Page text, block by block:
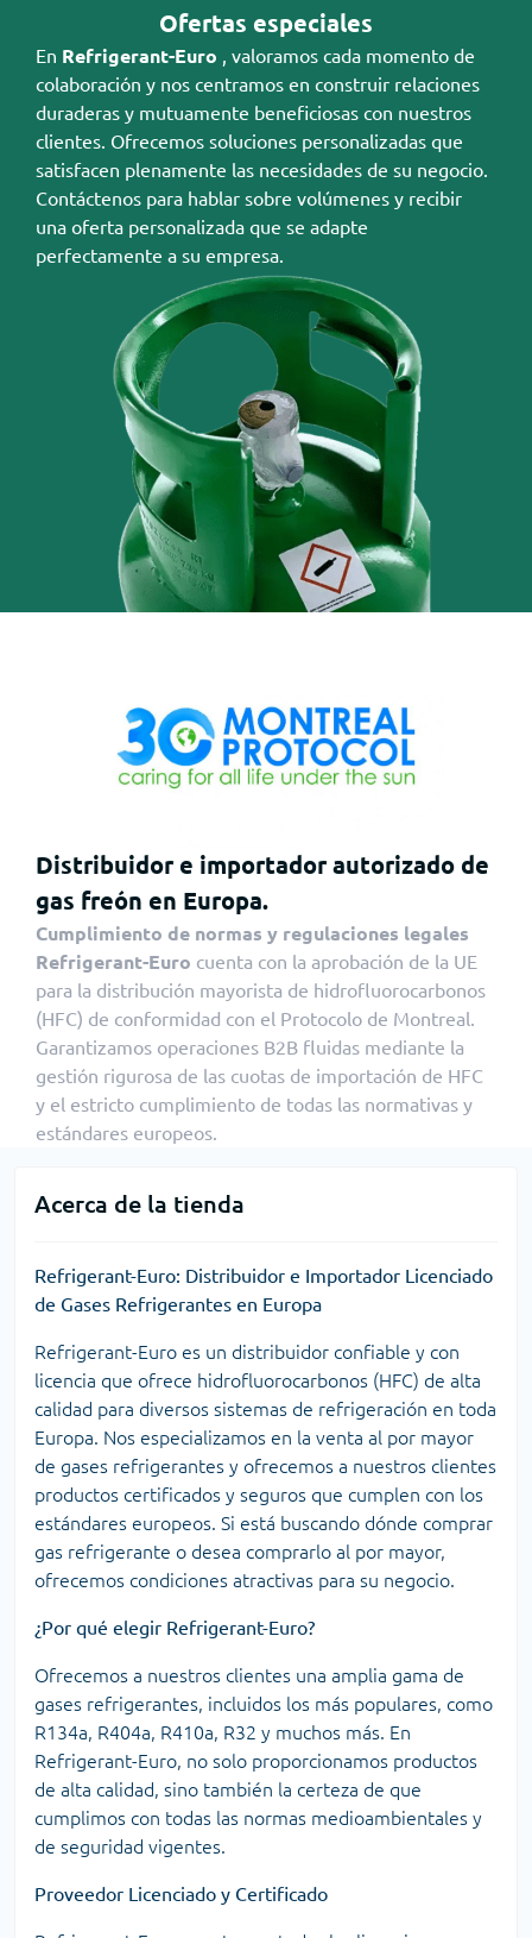
Ofertas especiales
En Refrigerant-Euro , valoramos cada momento de
colaboración y nos centramos en construir relaciones
duraderas y mutuamente beneficiosas con nuestros
clientes. Ofrecemos soluciones personalizadas que
satisfacen plenamente las necesidades de su negocio.
Contáctenos para hablar sobre volúmenes y recibir
una oferta personalizada que se adapte
perfectamente a su empresa.
Distribuidor e importador autorizado de
gas freón en Europa.
Cumplimiento de normas y regulaciones legales
Refrigerant-Euro cuenta con la aprobación de la UE
para la distribución mayorista de hidrofluorocarbonos
(HFC) de conformidad con el Protocolo de Montreal.
Garantizamos operaciones B2B fluidas mediante la
gestión rigurosa de las cuotas de importación de HFC
y el estricto cumplimiento de todas las normativas y
estándares europeos.
Acerca de la tienda
Refrigerant-Euro: Distribuidor e Importador Licenciado
de Gases Refrigerantes en Europa
Refrigerant-Euro es un distribuidor confiable y con
licencia que ofrece hidrofluorocarbonos (HFC) de alta
calidad para diversos sistemas de refrigeración en toda
Europa. Nos especializamos en la venta al por mayor
de gases refrigerantes y ofrecemos a nuestros clientes
productos certificados y seguros que cumplen con los
estándares europeos. Si está buscando dónde comprar
gas refrigerante o desea comprarlo al por mayor,
ofrecemos condiciones atractivas para su negocio.
¿Por qué elegir Refrigerant-Euro?
Ofrecemos a nuestros clientes una amplia gama de
gases refrigerantes, incluidos los más populares, como
R134a, R404a, R410a, R32 y muchos más. En
Refrigerant-Euro, no solo proporcionamos productos
de alta calidad, sino también la certeza de que
cumplimos con todas las normas medioambientales y
de seguridad vigentes.
Proveedor Licenciado y Certificado